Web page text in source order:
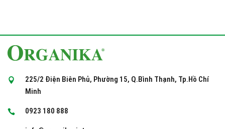
225/2 Điện Biên Phủ, Phường 15, Q.Bình Thạnh, Tp.Hồ Chí
Minh
0923 180 888